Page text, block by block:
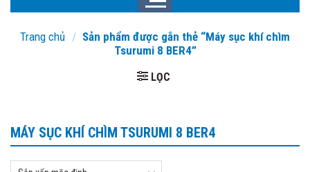
Trang chủ / Sản phẩm được gắn thẻ “Máy sục khí chìm
Tsurumi 8 BER4”
LỌC
MÁY SỤC KHÍ CHÌM TSURUMI 8 BER4